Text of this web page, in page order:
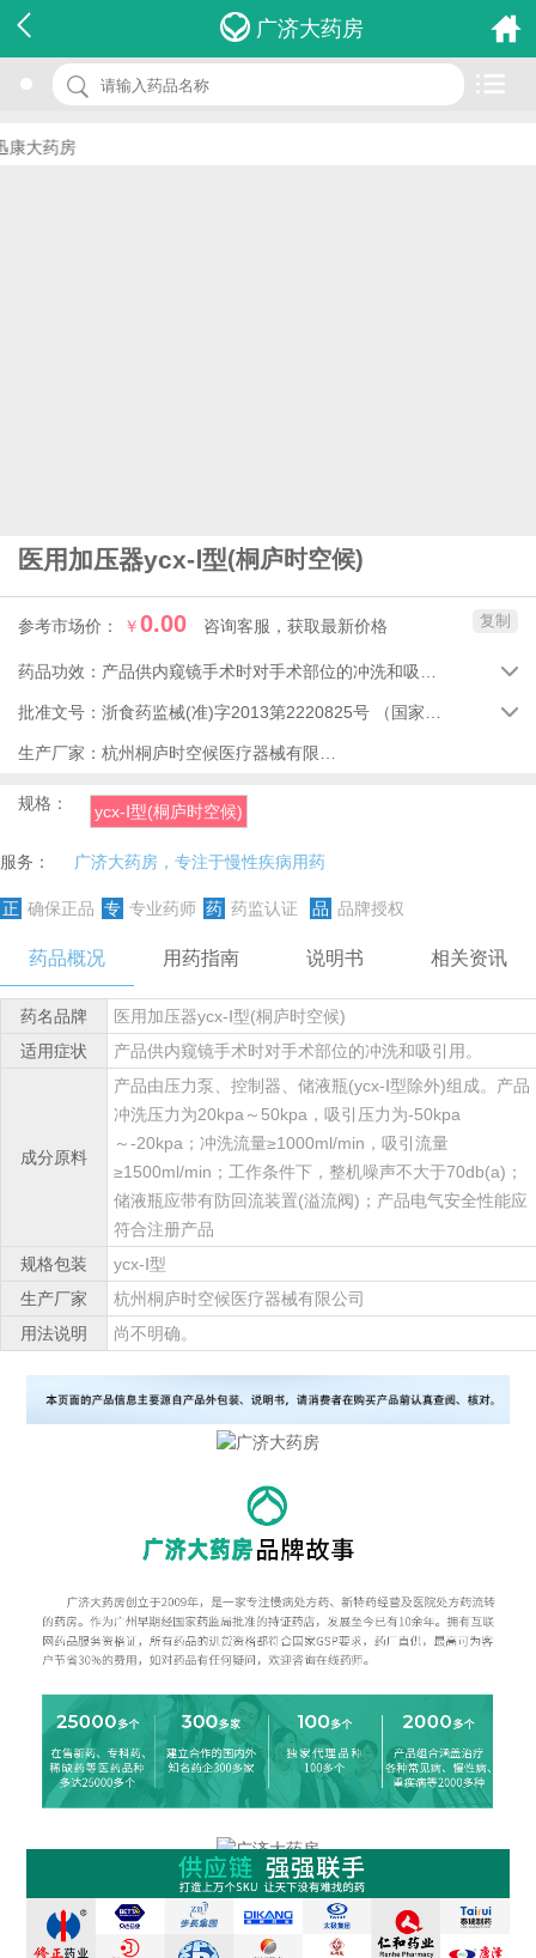
广济大药房
大药房
医用加压器ycx-Ⅰ型(桐庐时空候)
参考市场价： ￥0.00 咨询客服，获取最新价格
名 称：医用加压器ycx-Ⅰ型
品 牌：(桐庐时空候)
复制
药品功效： 
批准文号： 浙食药监械(准)字2013第2220825号 （国家药品监督管理局） 
生产厂家：
规格： ycx-Ⅰ型(桐庐时空候)
服务： 广济大药房，专注于慢性疾病用药
正 确保正品 专 专业药师 药 药监认证 品 品牌授权
药品概况 用药指南 说明书 相关资讯
药名品牌
医用加压器ycx-Ⅰ型(桐庐时空候)
适用症状
产品供内窥镜手术时对手术部位的冲洗和吸引用。
成分原料
产品由压力泵、控制器、储液瓶(ycx-Ⅰ型除外)组成。产品
冲洗压力为20kpa～50kpa，吸引压力为-50kpa
～-20kpa；冲洗流量≥1000ml/min，吸引流量
≥1500ml/min；工作条件下，整机噪声不大于70db(a)；
储液瓶应带有防回流装置(溢流阀)；产品电气安全性能应
符合注册产品
规格包装
ycx-Ⅰ型
生产厂家
杭州桐庐时空候医疗器械有限公司
用法说明
尚不明确。